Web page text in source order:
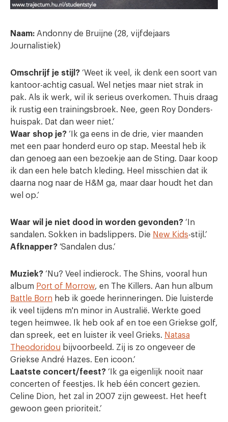
Naam: Andonny de Bruijne (28, vijfdejaars
Journalistiek)
Omschrijf je stijl? ‘Weet ik veel, ik denk een soort van
kantoor-achtig casual. Wel netjes maar niet strak in
pak. Als ik werk, wil ik serieus overkomen. Thuis draag
ik rustig een trainingsbroek. Nee, geen Roy Donders-
huispak. Dat dan weer niet.’
Waar shop je? ‘ Ik ga eens in de drie, vier maanden
met een paar honderd euro op stap. Meestal heb ik
dan genoeg aan een bezoekje aan de Sting. Daar koop
ik dan een hele batch kleding. Heel misschien dat ik
daarna nog naar de H&M ga, maar daar houdt het dan
wel op.’
Waar wil je niet dood in worden gevonden? ‘In
sandalen. Sokken in badslippers. Die New Kids-stijl .’
Afknapper? ‘Sandalen dus.’
Muziek? ‘Nu? Veel indierock. The Shins, vooral hun
album Port of Morrow, en The Killers. Aan hun album
Battle Born heb ik goede herinneringen. Die luisterde
ik veel tijdens m'n minor in Australië. Werkte goed
tegen heimwee. Ik heb ook af en toe een Griekse golf,
dan spreek, eet en luister ik veel Grieks. Natasa
Theodoridou bijvoorbeeld. Zij is zo ongeveer de
Griekse André Hazes. Een icoon.’
Laatste concert/feest? ‘Ik ga eigenlijk nooit naar
concerten of feestjes. Ik heb één concert gezien.
Celine Dion, het zal in 2007 zijn geweest. Het heeft
gewoon geen prioriteit.’